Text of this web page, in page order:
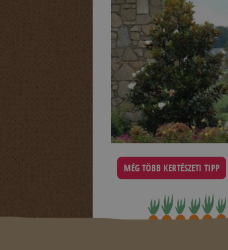
MÉG TÖBB KERTÉSZETI TIPP